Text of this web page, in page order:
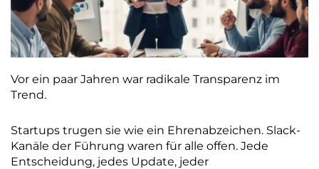
Vor ein paar Jahren war radikale Transparenz im
Trend.
Startups trugen sie wie ein Ehrenabzeichen. Slack-
Kanäle der Führung waren für alle offen. Jede
Entscheidung, jedes Update, jeder